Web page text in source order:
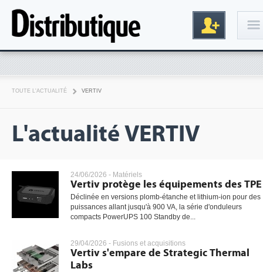
Inscription
TOUTE L'ACTUALITÉ VERTIV
L'actualité VERTIV
24/06/2026 - Matériels
Vertiv protège les équipements des TPE
Déclinée en versions plomb-étanche et lithium-ion pour des
puissances allant jusqu'à 900 VA, la série d'onduleurs
compacts PowerUPS 100 Standby de...
29/04/2026 - Fusions et acquisitions
Vertiv s'empare de Strategic Thermal
Labs